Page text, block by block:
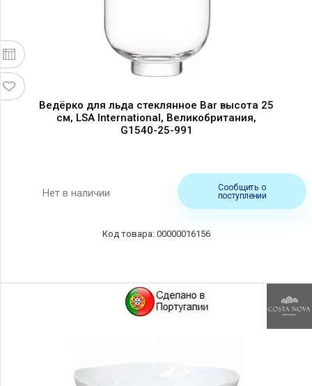
Ведёрко для льда стеклянное Bar высота 25
см, LSA International, Великобритания,
G1540-25-991
Нет в наличии
Сообщить о
поступлении
00000016156